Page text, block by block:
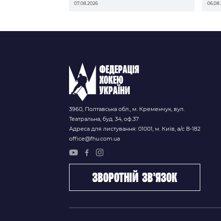
07.08.2026
3960, Полтавська обл., м. Кременчук, вул.
Театральна, буд. 34, оф.37
Адреса для листування: 01001, м. Київ, а/с В-182
office@fhu.com.ua
зворотній зв’язок